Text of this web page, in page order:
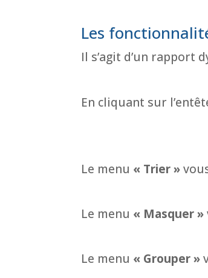
Les
Il s’agit d’un rapport
En cliquant sur
Le menu « Trier »
Le menu « Masquer »
Le menu « Grouper »